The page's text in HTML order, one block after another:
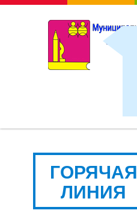
ГОРЯЧАЯ
ЛИНИЯ